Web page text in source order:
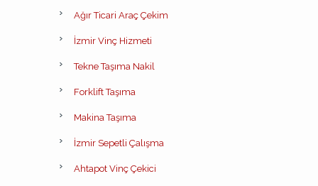
Ağır Ticari Araç Çekim
İzmir Vinç Hizmeti
Tekne Taşıma Nakil
Forklift Taşıma
Makina Taşıma
İzmir Sepetli Çalışma
Ahtapot Vinç Çekici